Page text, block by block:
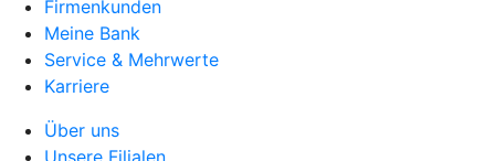
Firmenkunden
Meine Bank
Service & Mehrwerte
Karriere
Über uns
Unsere Filialen